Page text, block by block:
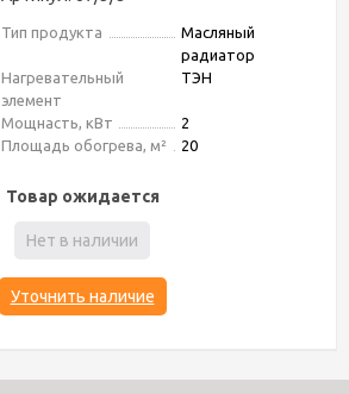
Тип продукта
Масляный
радиатор
Нагревательный
элемент
ТЭН
Мощнасть, кВт
2
Площадь обогрева, м²
20
Товар ожидается
Нет в наличии
Уточнить наличие